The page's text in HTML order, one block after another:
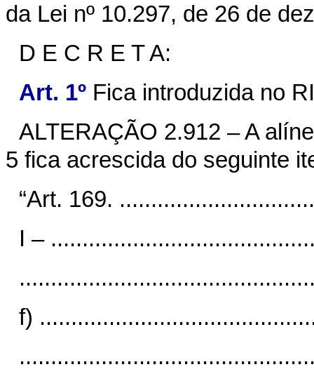
da Lei nº 10.297, de 26 de
D E C R E T A:
Art. 1ºFica introduzida no
ALTERAÇÃO 2.912 – A
5 fica acrescida do seguinte
“Art. 169.
I –
f)